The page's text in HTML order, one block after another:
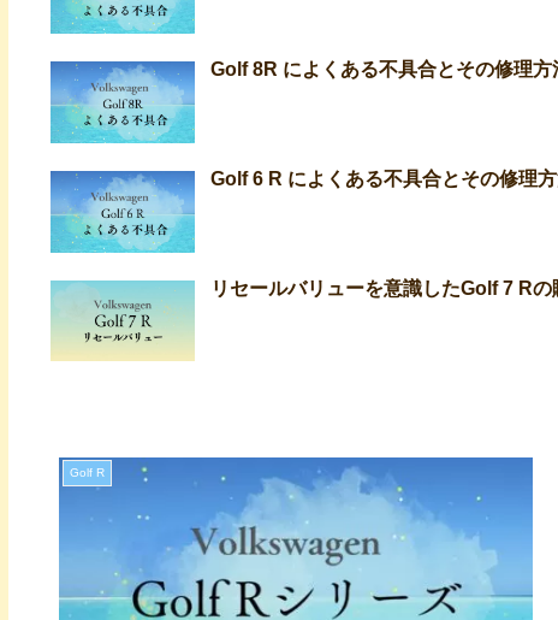
Golf 8R によくある不具合とその修理
Golf 6 R によくある不具合とその修理
リセールバリューを意識したGolf 7 R
Golf R